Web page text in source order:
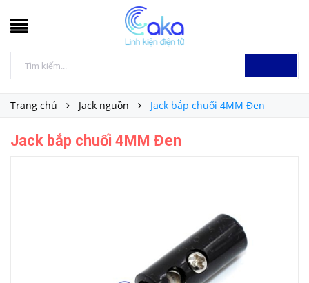
Trang chủ Jack nguồn Jack bắp chuối 4MM Đen
Jack bắp chuối 4MM Đen